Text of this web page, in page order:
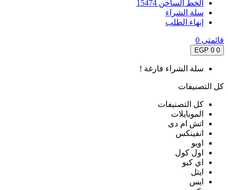
الخط الساخن 15474
سلة الشراء
إنهاء الطلب
قائمتى 0
0
0 EGP
سلة الشراء فارغة !
كل التصنيفات
كل التصنيفات
الموبايلات
اتش ام دى
انفينكس
اوبو
اول كول
اي كيو
ايتل
ايس